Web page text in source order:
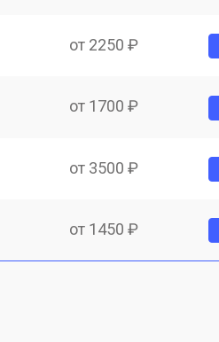
от 2250 ₽
от 1700 ₽
от 3500 ₽
от 1450 ₽